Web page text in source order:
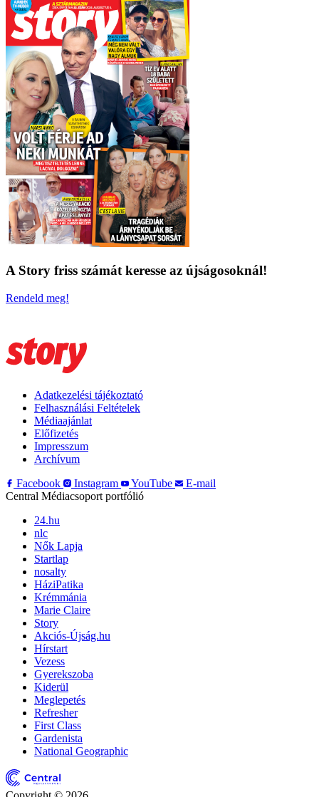
A Story friss számát keresse az újságosoknál!
Rendeld meg!
Adatkezelési tájékoztató
Felhasználási Feltételek
Médiaajánlat
Előfizetés
Impresszum
Archívum
Facebook
Instagram YouTube
E-mail
Central Médiacsoport portfólió
24.hu
nlc
Nők Lapja
Startlap
nosalty
HáziPatika
Krémmánia
Marie Claire
Story
Akciós-Újság.hu
Hírstart
Vezess
Gyerekszoba
Kiderül
Meglepetés
Refresher
First Class
Gardenista
National Geographic